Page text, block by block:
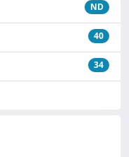
ND
40
34